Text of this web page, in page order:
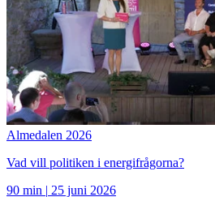
Almedalen 2026
Vad vill politiken i energifrågorna?
90 min | 25 juni 2026